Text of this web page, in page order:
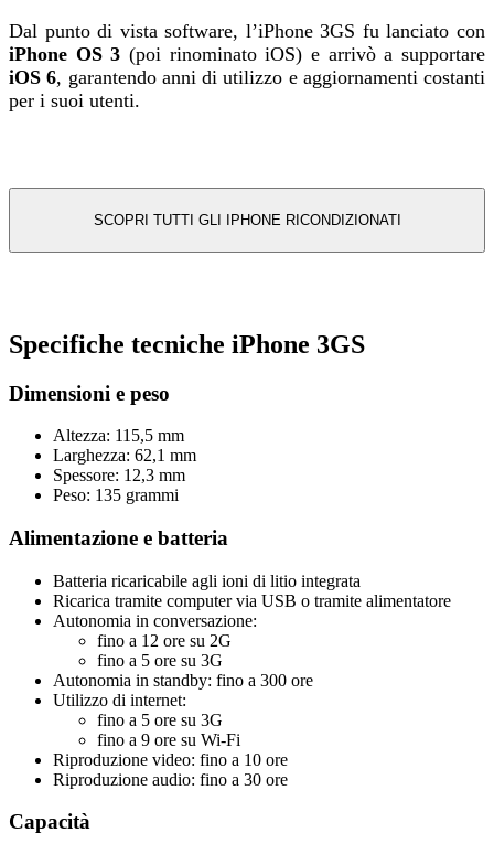
Dal punto di vista software, l’iPhone 3GS fu lanciato con
iPhone OS 3 (poi rinominato iOS) e arrivò a supportare
iOS 6, garantendo anni di utilizzo e aggiornamenti costanti
per i suoi utenti.
SCOPRI TUTTI GLI IPHONE RICONDIZIONATI
Specifiche tecniche iPhone 3GS
Dimensioni e peso
Altezza: 115,5 mm
Larghezza: 62,1 mm
Spessore: 12,3 mm
Peso: 135 grammi
Alimentazione e batteria
Batteria ricaricabile agli ioni di litio integrata
Ricarica tramite computer via USB o tramite alimentatore
Autonomia in conversazione:
fino a 12 ore su 2G
fino a 5 ore su 3G
Autonomia in standby: fino a 300 ore
Utilizzo di internet:
fino a 5 ore su 3G
fino a 9 ore su Wi-Fi
Riproduzione video: fino a 10 ore
Riproduzione audio: fino a 30 ore
Capacità